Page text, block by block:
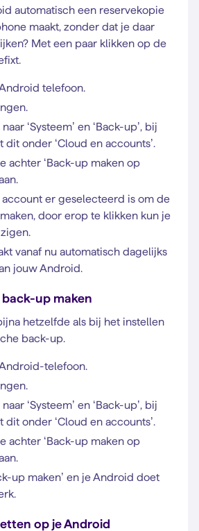
automatisch een reservekopie
maakt, zonder dat je daar
Met een paar klikken op de
telefoon.
‘Systeem’ en ‘Back-up’, bij
dit onder ‘Cloud en accounts’.
achter ‘Back-up maken op
account er geselecteerd is om de
door erop te klikken kun je
vanaf nu automatisch dagelijks
jouw Android.
up maken
hetzelfde als bij het instellen
back-up.
telefoon.
‘Systeem’ en ‘Back-up’, bij
dit onder ‘Cloud en accounts’.
achter ‘Back-up maken op
up maken’ en je Android doet
op je Android